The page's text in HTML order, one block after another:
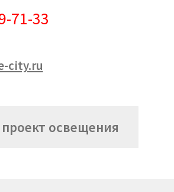
71-33
city.ru
освещения